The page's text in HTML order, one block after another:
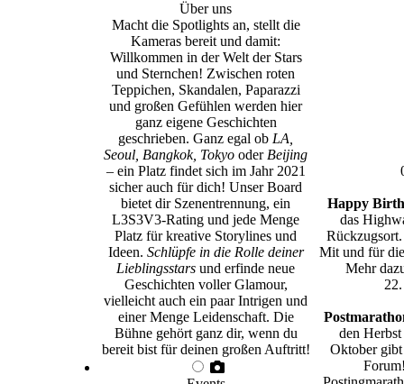
Über uns
Macht die Spotlights an, stellt die
Kameras bereit und damit:
Willkommen in der Welt der Stars
und Sternchen! Zwischen roten
Teppichen, Skandalen, Paparazzi
und großen Gefühlen werden hier
ganz eigene Geschichten
geschrieben. Ganz egal ob LA,
Seoul, Bangkok, Tokyo oder Beijing
– ein Platz findet sich im Jahr 2021
sicher auch für dich! Unser Board
bietet dir Szenentrennung, ein
L3S3V3-Rating und jede Menge
Platz für kreative Storylines und
Ideen. Schlüpfe in die Rolle deiner
Lieblingsstars und erfinde neue
Geschichten voller Glamour,
vielleicht auch ein paar Intrigen und
einer Menge Leidenschaft. Die
Bühne gehört ganz dir, wenn du
bereit bist für deinen großen Auftritt!
Happy
das
Mit und für
Mehr
den
Oktober